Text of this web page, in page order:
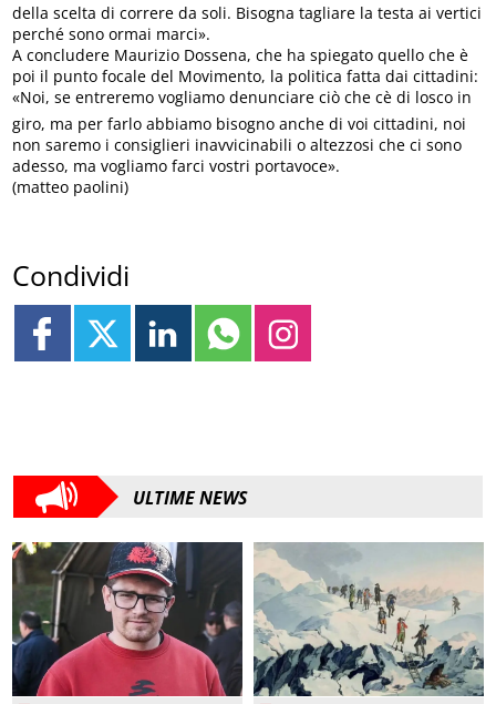
della scelta di correre da soli. Bisogna tagliare la testa ai vertici
perché sono ormai marci».
A concludere Maurizio Dossena, che ha spiegato quello che è
poi il punto focale del Movimento, la politica fatta dai cittadini:
«Noi, se entreremo vogliamo denunciare ciò che cè di losco in
giro, ma per farlo abbiamo bisogno anche di voi cittadini, noi
non saremo i consiglieri inavvicinabili o altezzosi che ci sono
adesso, ma vogliamo farci vostri portavoce».
(matteo paolini)
Condividi
ULTIME NEWS